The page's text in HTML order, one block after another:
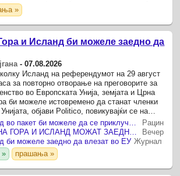
»
и Исланд би можеле заедно да
-07.08.2026
Исланд на референдумот на 29 август
за повторно отворање на преговорите за
во Европската Унија, земјата и Црна
би можеле истовремено да станат членки
објави Politico, повикувајќи се на
претставници и дипломати.
Рацин
Вечер
би можеле заедно да влезат во ЕУ Журнал
» прашања »